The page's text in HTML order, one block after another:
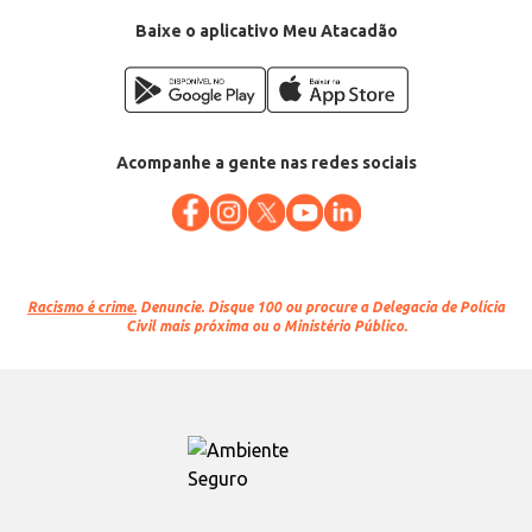
Baixe o aplicativo Meu Atacadão
Acompanhe a gente nas redes sociais
Racismo é crime. Denuncie. Disque 100 ou procure a Delegacia de Polícia
Civil mais próxima ou o Ministério Público.